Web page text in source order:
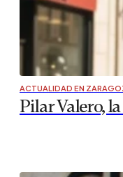
ACTUALIDAD EN
Pilar Valero,